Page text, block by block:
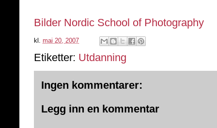
Bilder Nordic School of Photography
kl. mai 20, 2007
Etiketter: Utdanning
Ingen kommentarer:
Legg inn en kommentar